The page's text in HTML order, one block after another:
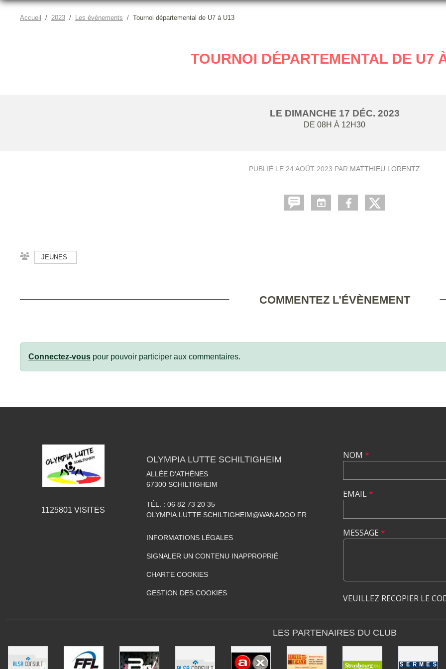
Accueil 2023 Les évènements Tournoi départemental de U7 à U13
TOURNOI DÉPARTEMENTAL DE U7
LE DIMANCHE 17 DÉC. 2023
DE 08H À 12H30
PUBLIÉ LE 24 AOÛT 2023 PAR MATTHIEU LORENTZ
JEUNES
COMMENTEZ L’ÉVÈNEMENT
Connectez-vous pour pouvoir participer aux commentaires.
1125801 VISITES
OLYMPIA LUTTE SCHILTIGHEIM
ALLÉE D'ATHÈNES
67300 SCHILTIGHEIM
TÉL. : 06 82 73 20 35
OLYMPIA.LUTTE.SCHILTIGHEIM@WANADOO.FR
INFORMATIONS LÉGALES
SIGNALER UN CONTENU INAPPROPRIÉ
CHARTE COOKIES
GESTION DES COOKIES
NOM *
EMAIL*
MESSAGE *
VEUILLEZ RECOPIER LE
LES PARTENAIRES DU CLUB